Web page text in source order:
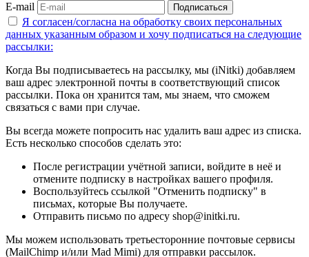
E-mail Подписаться
Я согласен/согласна на обработку своих персональных
данных указанным образом и хочу подписаться на следующие
рассылки:
Когда Вы подписываетесь на рассылку, мы (iNitki) добавляем
ваш адрес электронной почты в соответствующий список
рассылки. Пока он хранится там, мы знаем, что сможем
связаться с вами при случае.
Вы всегда можете попросить нас удалить ваш адрес из списка.
Есть несколько способов сделать это:
После регистрации учётной записи, войдите в неё и
отмените подписку в настройках вашего профиля.
Воспользуйтесь ссылкой "Отменить подписку" в
письмах, которые Вы получаете.
Отправить письмо по адресу shop@initki.ru.
Мы можем использовать третьесторонние почтовые сервисы
(MailChimp и/или Mad Mimi) для отправки рассылок.